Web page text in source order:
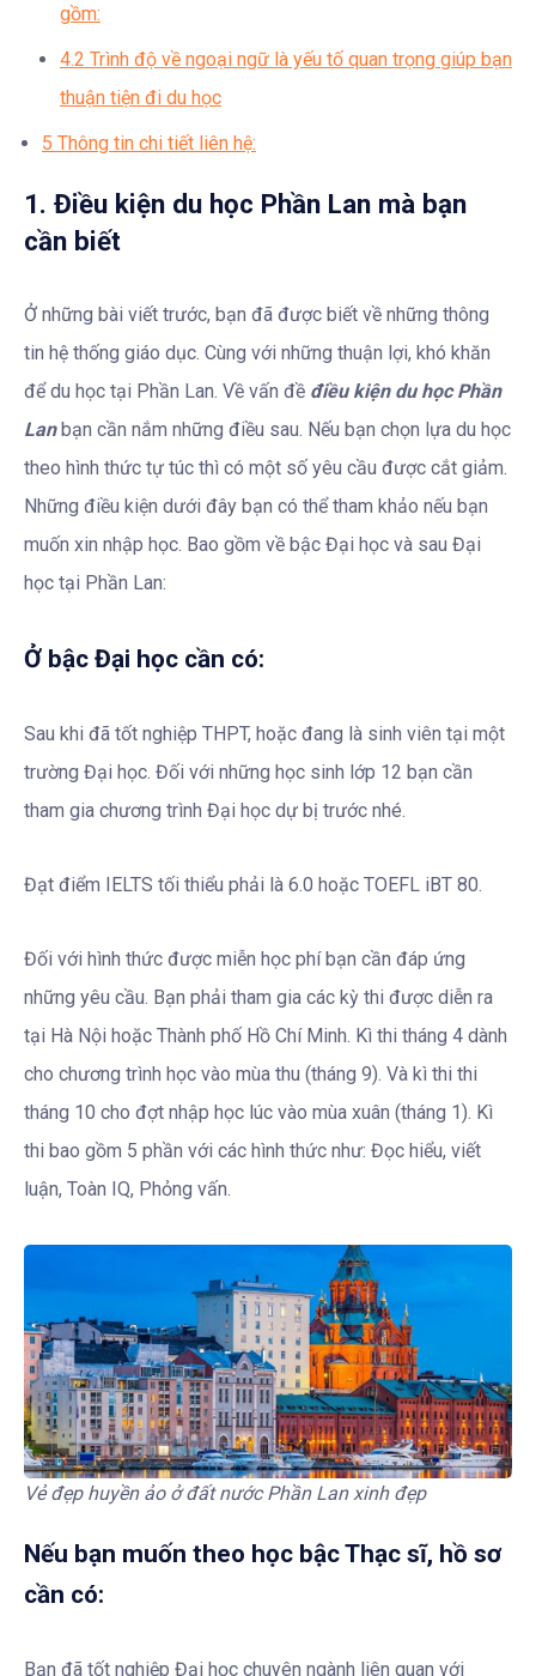
gồm:
4.2 Trình độ về ngoại ngữ là yếu tố quan trọng giúp bạn
thuận tiện đi du học
5 Thông tin chi tiết liên hệ:
1. Điều kiện du học Phần Lan mà bạn
cần biết
Ở những bài viết trước, bạn đã được biết về những thông
tin hệ thống giáo dục. Cùng với những thuận lợi, khó khăn
để du học tại Phần Lan. Về vấn đề điều kiện du học Phần
Lanbạn cần nắm những điều sau. Nếu bạn chọn lựa du học
theo hình thức tự túc thì có một số yêu cầu được cắt giảm.
Những điều kiện dưới đây bạn có thể tham khảo nếu bạn
muốn xin nhập học. Bao gồm về bậc Đại học và sau Đại
học tại Phần Lan:
Ở bậc Đại học cần có:
Sau khi đã tốt nghiệp THPT, hoặc đang là sinh viên tại một
trường Đại học. Đối với những học sinh lớp 12 bạn cần
tham gia chương trình Đại học dự bị trước nhé.
Đạt điểm IELTS tối thiểu phải là 6.0 hoặc TOEFL iBT 80.
Đối với hình thức được miễn học phí bạn cần đáp ứng
những yêu cầu. Bạn phải tham gia các kỳ thi được diễn ra
tại Hà Nội hoặc Thành phố Hồ Chí Minh. Kì thi tháng 4 dành
cho chương trình học vào mùa thu (tháng 9). Và kì thi thi
tháng 10 cho đợt nhập học lúc vào mùa xuân (tháng 1). Kì
thi bao gồm 5 phần với các hình thức như: Đọc hiểu, viết
luận, Toàn IQ, Phỏng vấn.
Vẻ đẹp huyền ảo ở đất nước Phần Lan xinh đẹp
Nếu bạn muốn theo học bậc Thạc sĩ, hồ sơ
cần có:
Bạn đã tốt nghiệp Đại học chuyên ngành liên quan với